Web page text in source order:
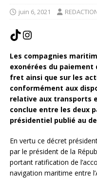
juin 6, 2021
Les compagnies
exonérées du
fret ainsi que sur les
conformément aux
relative aux transports
conclue entre les deux
présidentiel publié au
En vertu ce décret
par le président de la
portant ratification de
navigation maritime entre